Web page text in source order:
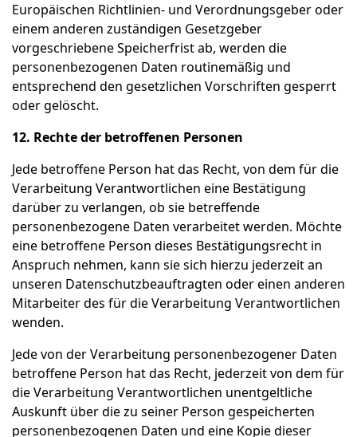
Europäischen Richtlinien- und Verordnungsgeber oder
einem anderen zuständigen Gesetzgeber
vorgeschriebene Speicherfrist ab, werden die
personenbezogenen Daten routinemäßig und
entsprechend den gesetzlichen Vorschriften gesperrt
oder gelöscht.
12. Rechte der betroffenen Personen
Jede betroffene Person hat das Recht, von dem für die
Verarbeitung Verantwortlichen eine Bestätigung
darüber zu verlangen, ob sie betreffende
personenbezogene Daten verarbeitet werden. Möchte
eine betroffene Person dieses Bestätigungsrecht in
Anspruch nehmen, kann sie sich hierzu jederzeit an
unseren Datenschutzbeauftragten oder einen anderen
Mitarbeiter des für die Verarbeitung Verantwortlichen
wenden.
Jede von der Verarbeitung personenbezogener Daten
betroffene Person hat das Recht, jederzeit von dem für
die Verarbeitung Verantwortlichen unentgeltliche
Auskunft über die zu seiner Person gespeicherten
personenbezogenen Daten und eine Kopie dieser